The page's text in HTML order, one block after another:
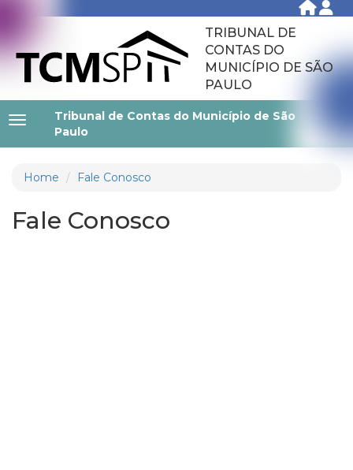
TRIBUNAL DE
CONTAS DO
MUNICÍPIO DE SÃO
PAULO
Tribunal de Contas do Município de São
Paulo
Home Fale Conosco
Fale Conosco